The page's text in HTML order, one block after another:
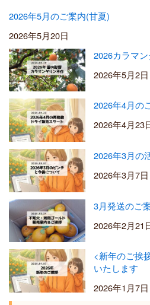
2026年5月のご案内(甘夏)
2026年5月20日
2026カラマ
2026年5月2日
2026年4月の
2026年4月23
2026年3月の
2026年3月7日
3月発送のご
2026年2月21
<新年のご挨
いたします
2026年1月7日